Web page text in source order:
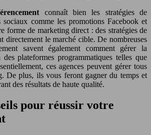
connaît bien les stratégies de
sociaux comme les promotions Facebook et
forme de marketing direct : des stratégies de
directement le marché cible. De nombreuses
savent également comment gérer la
plateformes programmatiques telles que
ces agences peuvent gérer tous
De plus, ils vous feront gagner du temps et
des résultats de haute qualité.
pour réussir votre